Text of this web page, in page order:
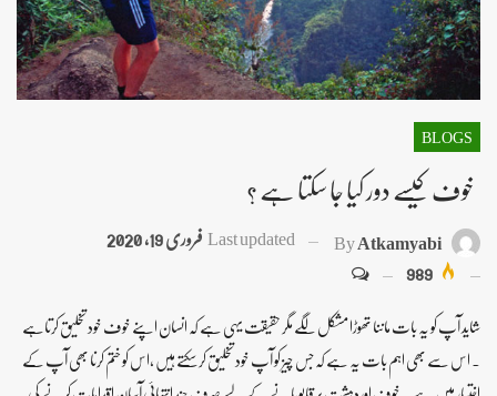
BLOGS
خوف کیسے دور کیا جا سکتا ہے ؟
ByAtkamyabi
Last updatedفروری 19, 2020
989
شاید آپ کو یہ بات ماننا تھوڑا مشکل لگے مگر حقیقت یہی ہے کہ انسان اپنے خوف خود تخلیق کرتاہے
۔ اس سے بھی اہم بات یہ ہے کہ جس چیز کو آپ خود تخلیق کر سکتے ہیں ،اس کو ختم کرنا بھی آپ کے